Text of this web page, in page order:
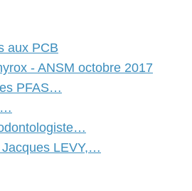
aux PCB
- ANSM octobre 2017
PFAS…
LEVY,…